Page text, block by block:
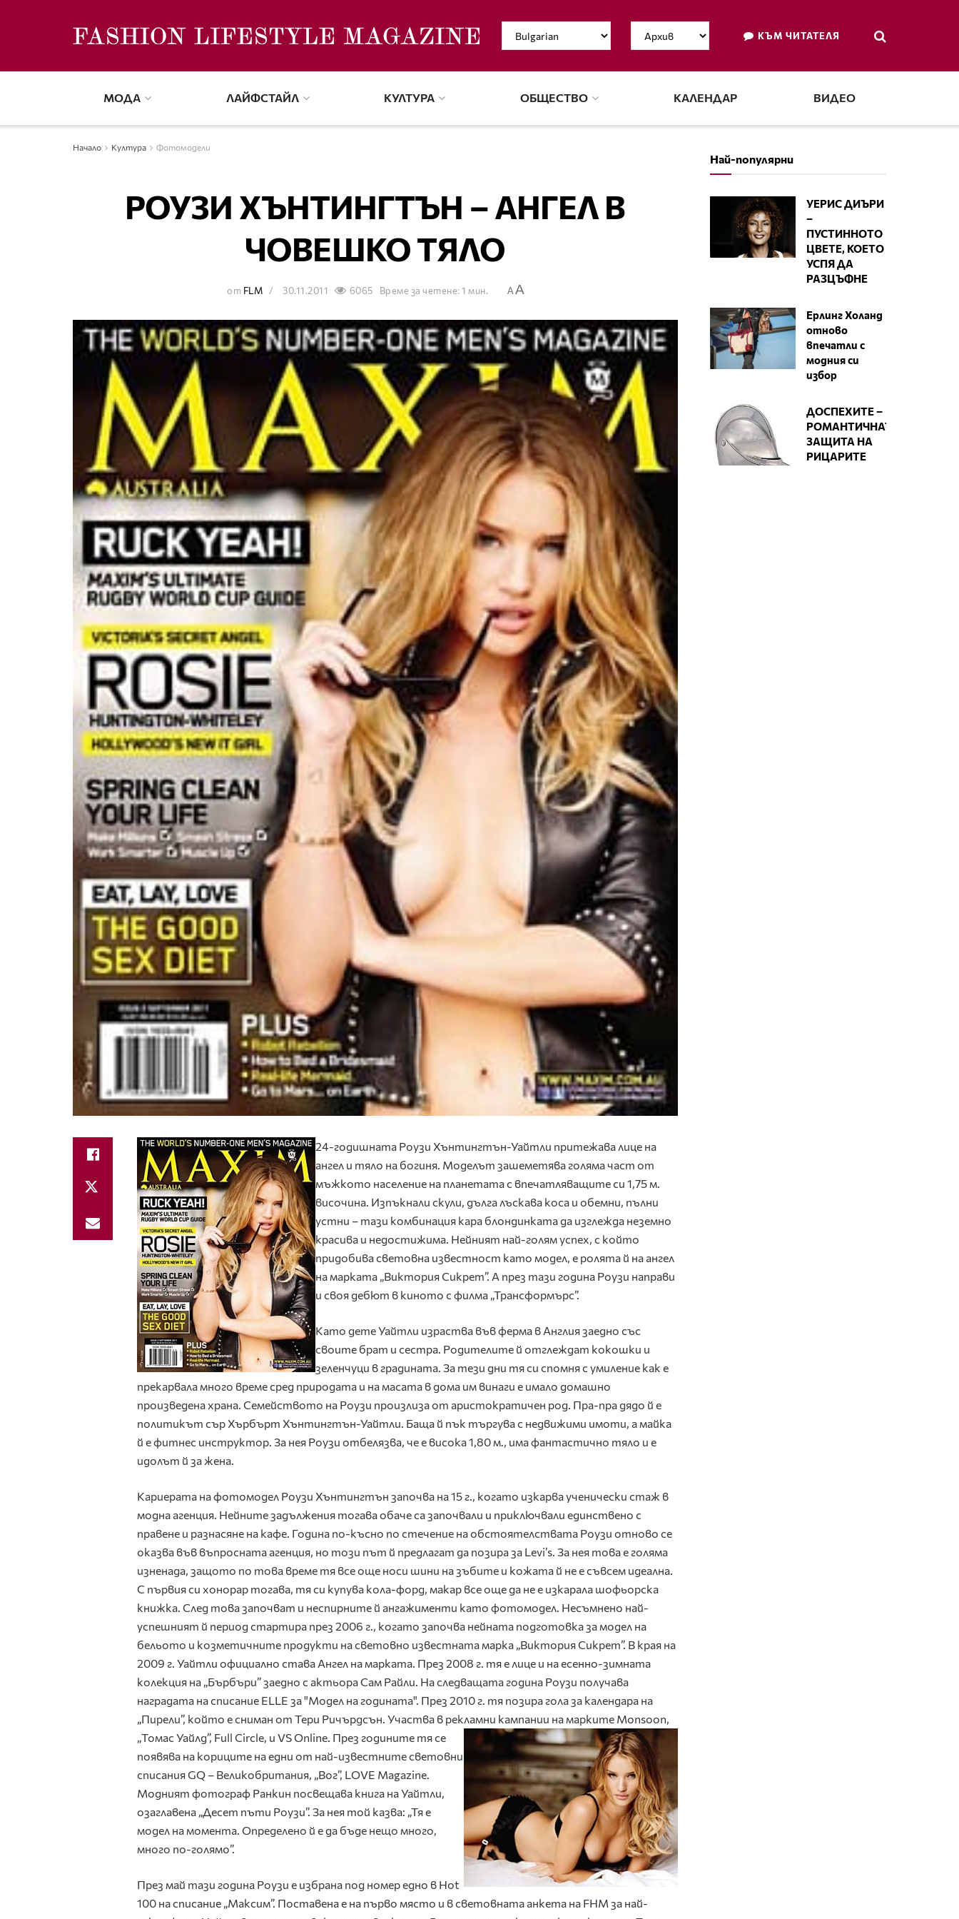
КЪМ ЧИТАТЕЛЯ
МОДА ЛАЙФСТАЙЛ КУЛТУРА ОБЩЕСТВО КАЛЕНДАР ВИДЕО
Начало Култура Фотомодели
РОУЗИ ХЪНТИНГТЪН – АНГЕЛ В
ЧОВЕШКО ТЯЛО
от FLM 30.11.2011 6065 Време за четене: 1 мин. AA
24-годишната Роузи Хънтингтън-Уайтли притежава лице на
ангел и тяло на богиня. Моделът зашеметява голяма част от
мъжкото население на планетата с впечатляващите си 1,75 м.
височина. Изпъкнали скули, дълга лъскава коса и обемни, пълни
устни – тази комбинация кара блондинката да изглежда неземно
красива и недостижима. Нейният най-голям успех, с който
придобива световна известност като модел, е ролята й на ангел
на марката „Виктория Сикрет”. А през тази година Роузи направи
и своя дебют в киното с филма „Трансформърс”.
Като дете Уайтли израства във ферма в Англия заедно със
своите брат и сестра. Родителите й отглеждат кокошки и
зеленчуци в градината. За тези дни тя си спомня с умиление как е
прекарвала много време сред природата и на масата в дома им винаги е имало домашно
произведена храна. Семейството на Роузи произлиза от аристократичен род. Пра-пра дядо й е
политикът сър Хърбърт Хънтингтън-Уайтли. Баща й пък търгува с недвижими имоти, а майка
й е фитнес инструктор. За нея Роузи отбелязва, че е висока 1,80 м., има фантастично тяло и е
идолът й за жена.
Кариерата на фотомодел Роузи Хънтингтън започва на 15 г., когато изкарва ученически стаж в
модна агенция. Нейните задължения тогава обаче са започвали и приключвали единствено с
правене и разнасяне на кафе. Година по-късно по стечение на обстоятелствата Роузи отново се
оказва във въпросната агенция, но този път й предлагат да позира за Levi’s. За нея това е голяма
изненада, защото по това време тя все още носи шини на зъбите и кожата й не е съвсем идеална.
С първия си хонорар тогава, тя си купува кола-форд, макар все още да не е изкарала шофьорска
книжка. След това започват и неспирните й ангажименти като фотомодел. Несъмнено най-
успешният й период стартира през 2006 г., когато започва нейната подготовка за модел на
бельото и козметичните продукти на световно известната марка „Виктория Сикрет”. В края на
2009 г. Уайтли официално става Ангел на марката. През 2008 г. тя е лице и на есенно-зимната
колекция на „Бърбъри” заедно с актьора Сам Райли. На следващата година Роузи получава
наградата на списание ELLE за "Модел на годината". През 2010 г. тя позира гола за календара на
„Пирели”, който е сниман от Тери Ричърдсън. Участва в рекламни кампании на марките Monsoon,
„Томас Уайлд”, Full Circle, и VS Online. През годините тя се
появява на кориците на едни от най-известните световни
списания GQ – Великобритания, „Вог”, LOVE Magazine.
Модният фотограф Ранкин посвещава книга на Уайтли,
озаглавена „Десет пъти Роузи”. За нея той казва: „Тя е
модел на момента. Определено й е да бъде нещо много,
много по-голямо”.
През май тази година Роузи е избрана под номер едно в Hot
100 на списание „Максим”. Поставена е на първо място и в световната анкета на FHM за най-
Най-популярни
УЕРИС ДИЪРИ
–
ПУСТИННОТО
ЦВЕТЕ, КОЕТО
УСПЯ ДА
РАЗЦЪФНЕ
Ерлинг Холанд
отново
впечатли с
модния си
избор
ДОСПЕХИТЕ –
РОМАНТИЧНАТА
ЗАЩИТА НА
РИЦАРИТЕ